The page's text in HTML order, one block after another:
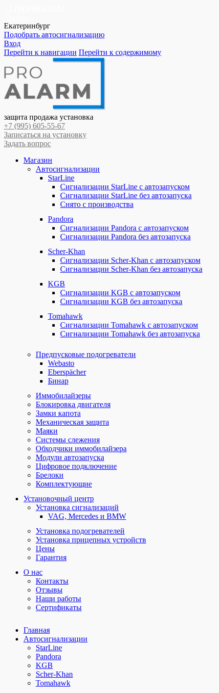
Екатеринбург
Подобрать автосигнализацию
Вход
Перейти к навигации Перейти к содержимому
защита продажа установка
+7 (995) 605-55-67
Записаться на установку
Задать вопрос
Магазин
Автосигнализации
StarLine
Сигнализации StarLine с автозапуском
Сигнализации StarLine без автозапуска
Снято с производства
Pandora
Сигнализации Pandora с автозапуском
Сигнализации Pandora без автозапуска
Scher-Khan
Сигнализации Scher-Khan с автозапуском
Сигнализации Scher-Khan без автозапуска
KGB
Сигнализации KGB с автозапуском
Сигнализации KGB без автозапуска
Tomahawk
Сигнализации Tomahawk с автозапуском
Сигнализации Tomahawk без автозапуска
Предпусковые подогреватели
Webasto
Eberspächer
Бинар
Иммобилайзеры
Блокировка двигателя
Замки капота
Механическая защита
Маяки
Системы слежения
Обходчики иммобилайзера
Модули автозапуска
Цифровое подключение
Брелоки
Комплектующие
Установочный центр
Установка сигнализаций
VAG, Mercedes и BMW
Установка подогревателей
Установка прицепных устройств
Цены
Гарантия
О нас
Контакты
Отзывы
Наши работы
Сертификаты
Главная
Автосигнализации
StarLine
Pandora
KGB
Scher-Khan
Tomahawk